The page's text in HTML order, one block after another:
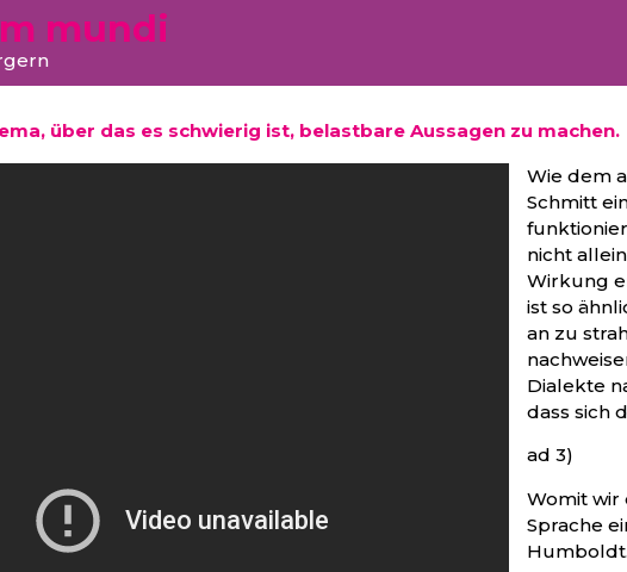
mundi
über das es schwierig ist, belastbare Aussagen zu machen.
Wie dem
Schmitt
nicht
Wirkung
ist so
an zu
Dialekte
dass sich
ad 3)
Womit wir
Sprache
Humboldt.